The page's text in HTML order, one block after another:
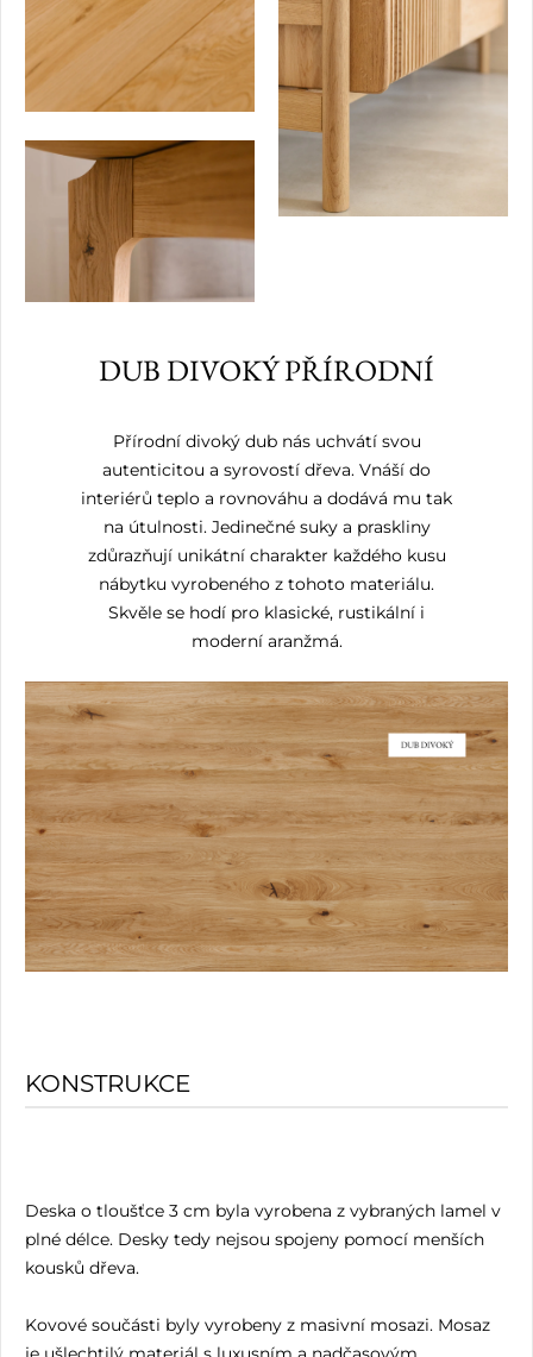
DUB DIVOKÝ PŘÍRODNÍ
Přírodní divoký dub nás uchvátí svou
autenticitou a syrovostí dřeva. Vnáší do
interiérů teplo a rovnováhu a dodává mu tak
na útulnosti. Jedinečné suky a praskliny
zdůrazňují unikátní charakter každého kusu
nábytku vyrobeného z tohoto materiálu.
Skvěle se hodí pro klasické, rustikální i
moderní aranžmá.
KONSTRUKCE
Deska o tloušťce 3 cm byla vyrobena z vybraných lamel v
plné délce. Desky tedy nejsou spojeny pomocí menších
kousků dřeva.
Kovové součásti byly vyrobeny z masivní mosazi. Mosaz